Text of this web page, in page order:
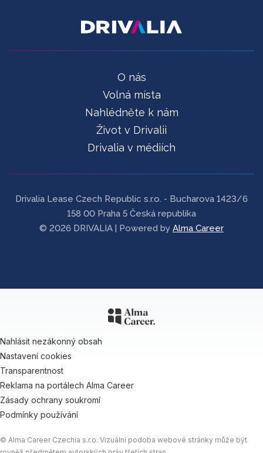
O nás
Volná místa
Nahlédněte k nám
Život v Drivalii
Drivalia v médiích
Drivalia Lease Czech Republic s.r.o. - Bucharova 1423/6
158 00 Praha 5 Česká republika
© 2026 DRIVALIA | Powered by Alma Career
Nahlásit nezákonný obsah
Nastavení cookies
Transparentnost
Reklama na portálech Alma Career
Zásady ochrany soukromí
Podmínky používání
© Alma Career Czechia s.r.o. Vizuální podoba webové stránky může být